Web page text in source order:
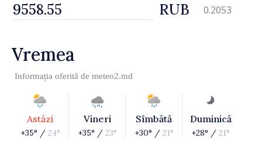
RUB 0.2053
Vremea
Informația oferită de meteo2.md
Astăzi
+35° / 24°
Vineri
+35° / 23°
Sîmbătă
+30° / 21°
Duminică
+28° / 21°